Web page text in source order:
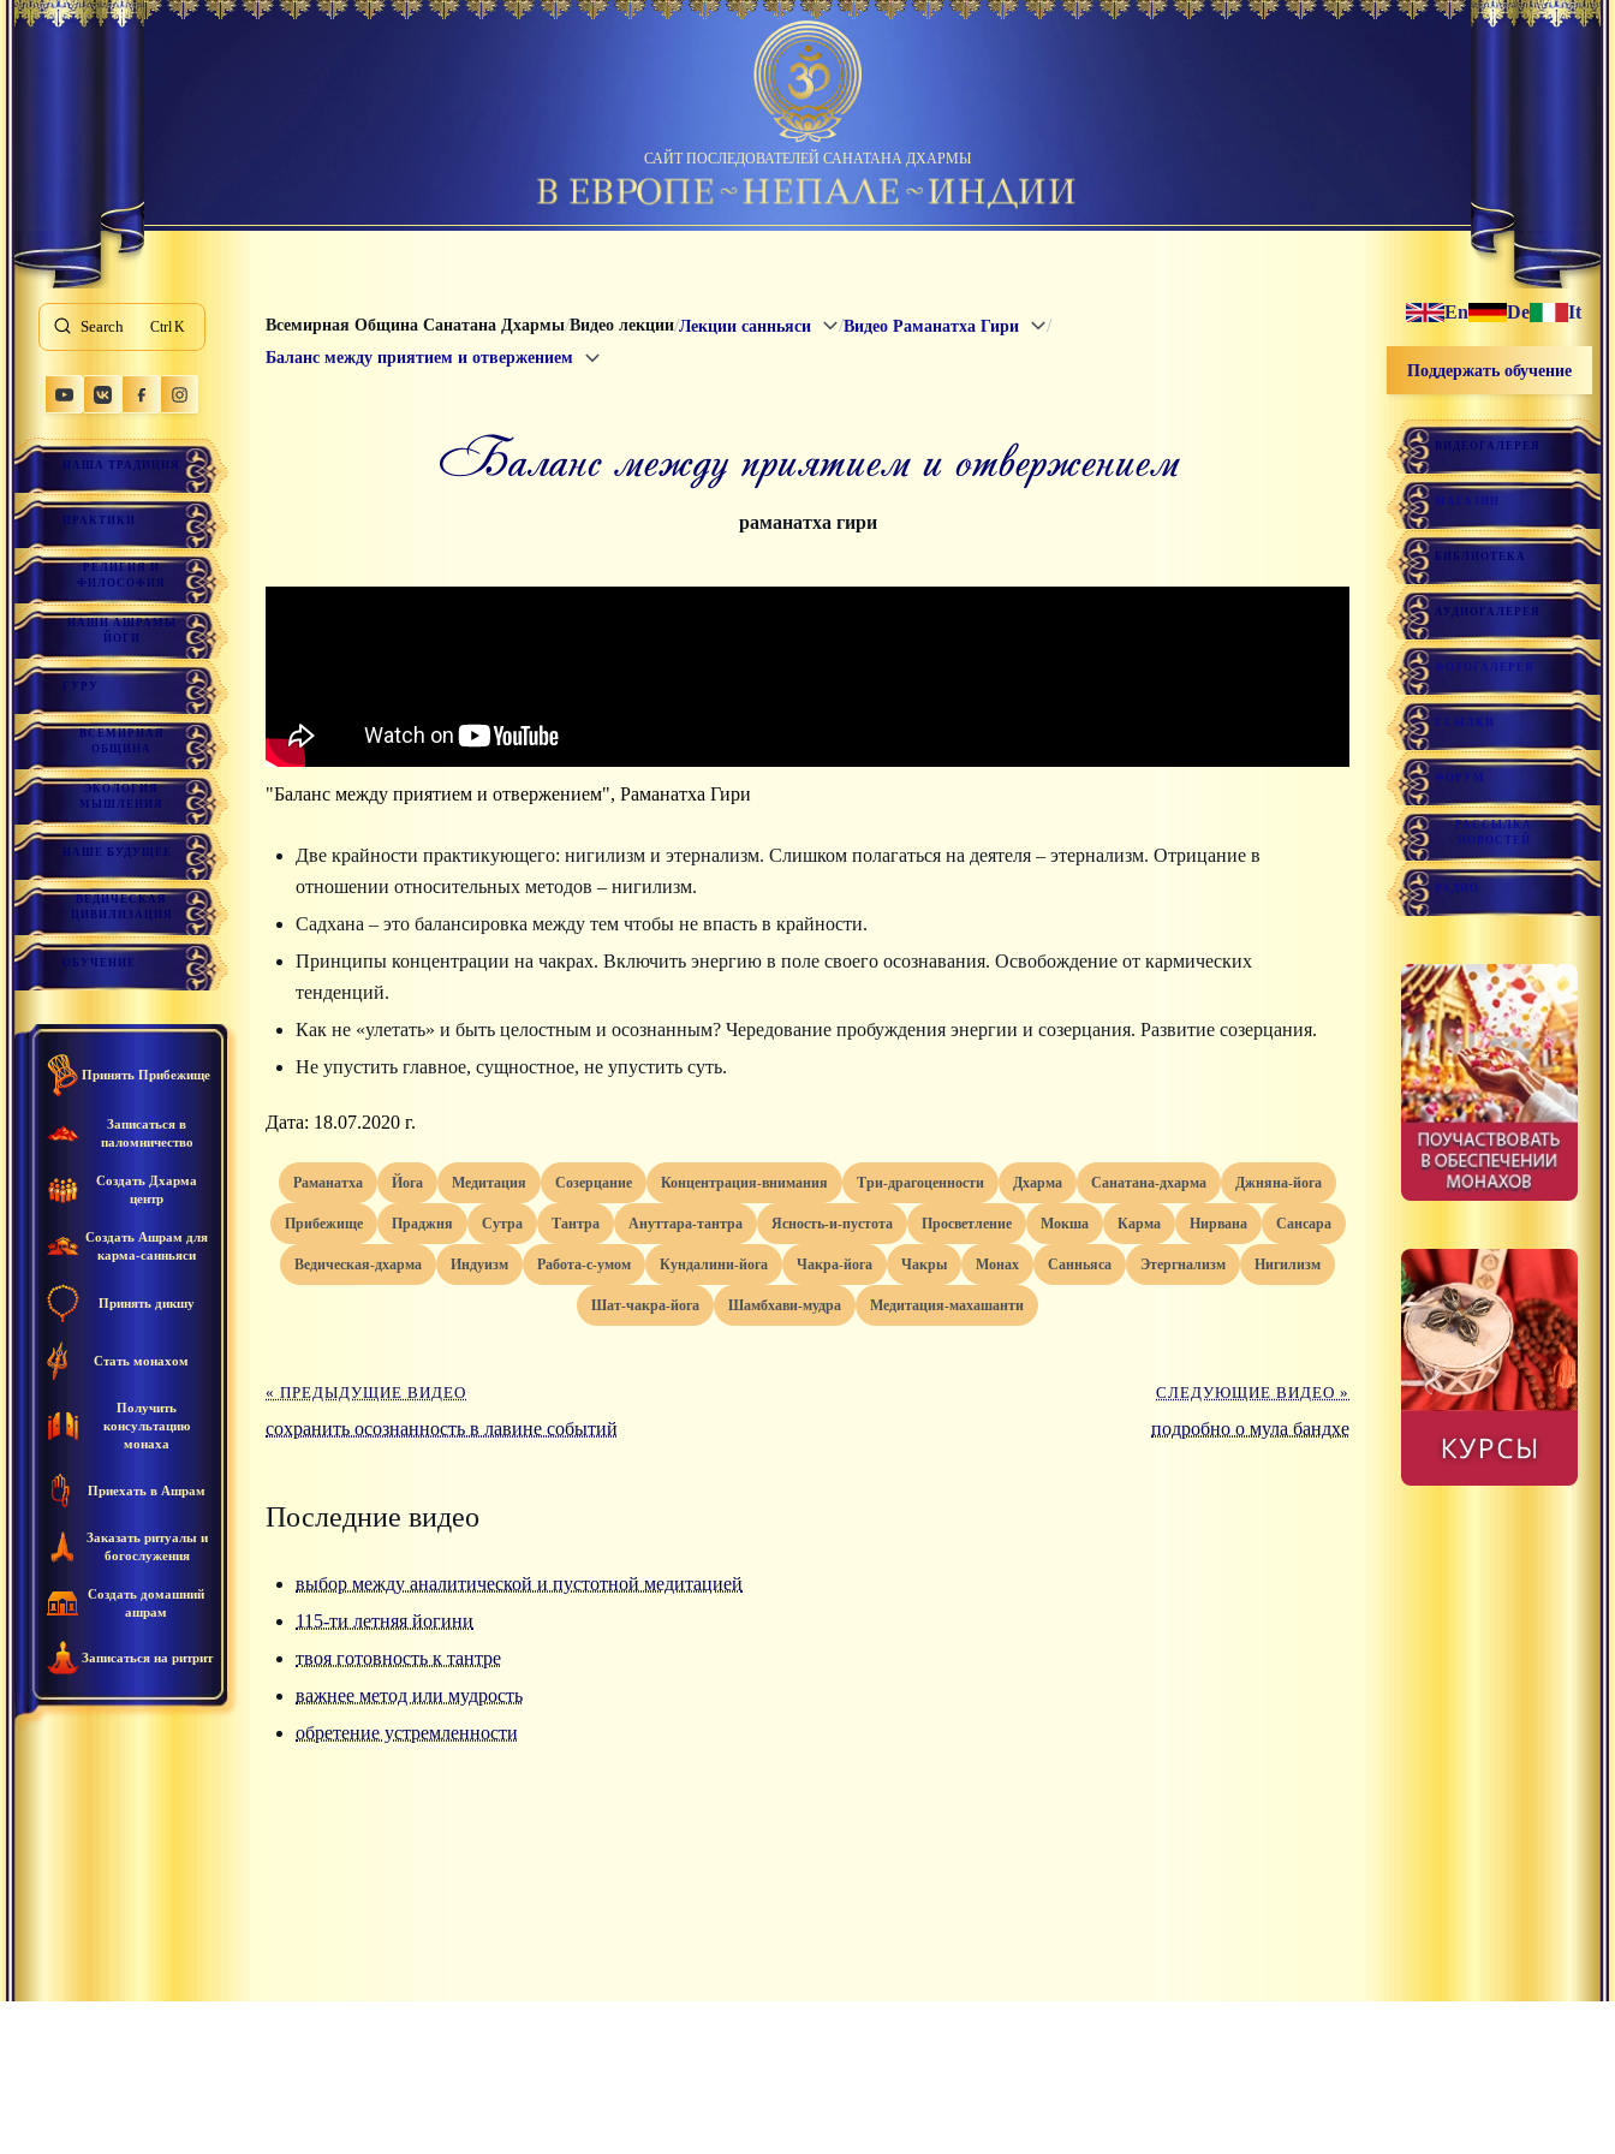
САЙТ ПОСЛЕДОВАТЕЛЕЙ САНАТАНА ДХАРМЫ
Search K
НАША ТРАДИЦИЯ
ПРАКТИКИ
РЕЛИГИЯ И
ФИЛОСОФИЯ
НАШИ АШРАМЫ
ЙОГИ
ГУРУ
ВСЕМИРНАЯ
ОБЩИНА
ЭКОЛОГИЯ
МЫШЛЕНИЯ
НАШЕ БУДУЩЕЕ
ВЕДИЧЕСКАЯ
ЦИВИЛИЗАЦИЯ
ОБУЧЕНИЕ
Принять Прибежище
Записаться в
паломничество
Создать Дхарма
центр
Создать Ашрам для
карма-санньяси
Принять дикшу
Стать монахом
Получить
консультацию
монаха
Приехать в Ашрам
Заказать ритуалы и
богослужения
Создать домашний
ашрам
Записаться на ритрит
Всемирная Община Санатана Дхармы/Видео лекции/Лекции санньяси /Видео Раманатха Гири /
Баланс между приятием и отвержением
баланс между приятием и отвержением
раманатха гири
"Баланс между приятием и отвержением", Раманатха Гири
Две крайности практикующего: нигилизм и этернализм. Слишком полагаться на деятеля – этернализм. Отрицание в
отношении относительных методов – нигилизм.
Садхана – это балансировка между тем чтобы не впасть в крайности.
Принципы концентрации на чакрах. Включить энергию в поле своего осознавания. Освобождение от кармических
тенденций.
Как не «улетать» и быть целостным и осознанным? Чередование пробуждения энергии и созерцания. Развитие созерцания.
Не упустить главное, сущностное, не упустить суть.
Дата: 18.07.2020 г.
раманатха йога медитация созерцание концентрация-внимания три-драгоценности дхарма санатана-дхарма джняна-йога
прибежище праджня сутра тантра ануттара-тантра ясность-и-пустота просветление мокша карма нирвана сансара
ведическая-дхарма индуизм работа-с-умом кундалини-йога чакра-йога чакры монах санньяса этергнализм нигилизм
шат-чакра-йога шамбхави-мудра медитация-махашанти
« ПРЕДЫДУЩИЕ ВИДЕО
сохранить осознанность в лавине событий
СЛЕДУЮЩИЕ ВИДЕО »
подробно о мула бандхе
Последние видео
выбор между аналитической и пустотной медитацией
115-ти летняя йогини
твоя готовность к тантре
важнее метод или мудрость
обретение устремленности
En De It
Поддержать обучение
ВИДЕОГАЛЕРЕЯ
МАГАЗИН
БИБЛИОТЕКА
АУДИОГАЛЕРЕЯ
ФОТОГАЛЕРЕЯ
ССЫЛКИ
ФОРУМ
РАССЫЛКА
НОВОСТЕЙ
РАДИО